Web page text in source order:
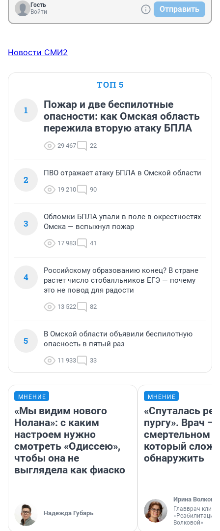
Гость
Войти
Отправить
Новости СМИ2
ТОП 5
1
Пожар и две беспилотные
опасности: как Омская область
пережила вторую атаку БПЛА
29 467 22
2
ПВО отражает атаку БПЛА в Омской области
19 210 90
3
Обломки БПЛА упали в поле в окрестностях
Омска — вспыхнул пожар
17 983 41
4
Российскому образованию конец? В стране
растет число стобалльников ЕГЭ — почему
это не повод для радости
13 522 82
5
В Омской области объявили беспилотную
опасность в пятый раз
11 933 33
МНЕНИЕ
«Мы видим нового
Нолана»: с каким
настроем нужно
смотреть «Одиссею»,
чтобы она не
выглядела как фиаско
Надежда Губарь
МНЕНИЕ
«Спуталась
пургу». Врач —
смертельном
который
обнаружить
Ирина Волкова
Главврач
«Реабилитация
Волковой»